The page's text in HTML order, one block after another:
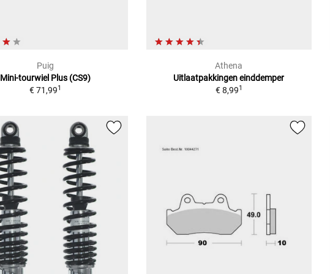
Puig
Mini-tourwiel Plus (CS9)
€ 71,991
Athena
Uitlaatpakkingen einddemper
€ 8,991